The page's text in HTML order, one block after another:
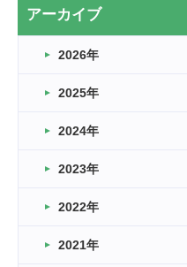
2026.03.20
なぎなた
2026.03.16
車いすバスケとRくんのお話
卒業・卒園の季節★
2026.03.11
緑ケ丘体育館
アーカイブ
2026年
2025年
2024年
2023年
2022年
2021年